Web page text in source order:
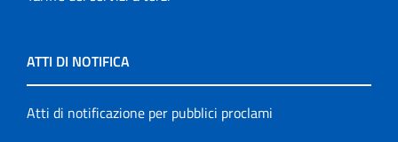
ATTI DI NOTIFICA
Atti di notificazione per pubblici proclami